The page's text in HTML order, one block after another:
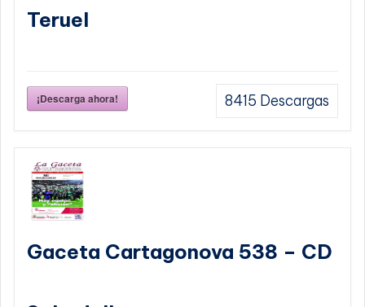
Teruel
¡Descarga ahora! 8415 Descargas
Gaceta Cartagonova 538 – CD